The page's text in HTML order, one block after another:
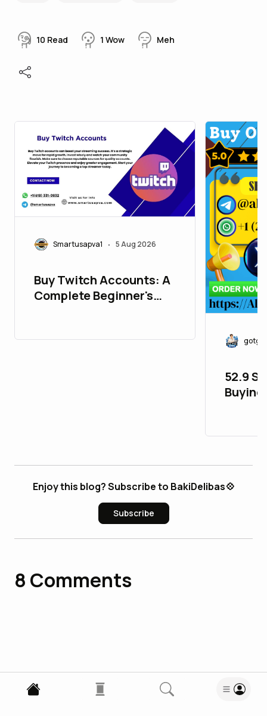
10 Read 1 Wow Meh
Smartusapva1 • 5 Aug 2026
Buy Twitch Accounts: A
Complete Beginner's
52.9
Enjoy this blog? Subscribe to BakiDelibas💠
Subscribe
8 Comments